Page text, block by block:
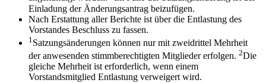
Einladung der Änderungsantrag beizufügen.
Nach Erstattung aller Berichte ist über die Entlastung des
Vorstandes Beschluss zu fassen.
1 Satzungsänderungen können nur mit zweidrittel Mehrheit
der anwesenden stimmberechtigten Mitglieder erfolgen. 2Die
gleiche Mehrheit ist erforderlich, wenn einem
Vorstandsmitglied Entlastung verweigert wird.